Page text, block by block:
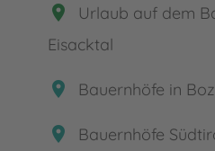
place
Urlaub auf dem
Eisacktal
place Bauernhöfe in
place Bauernhöfe